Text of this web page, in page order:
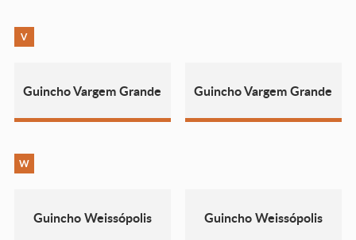
V
Guincho Vargem Grande Guincho Vargem Grande
W
Guincho Weissópolis Guincho Weissópolis